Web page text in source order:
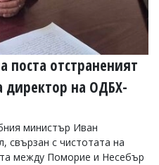
поста отстраненият
директор на ОДБХ-
министър Иван
свързан с чистотата на
между Поморие и Несебър